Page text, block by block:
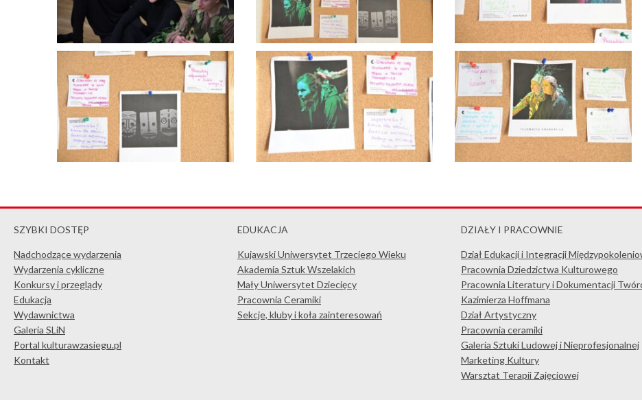
SZYBKI DOSTĘP
Nadchodzące wydarzenia
Wydarzenia cykliczne
Konkursy i przeglądy
Edukacja
Wydawnictwa
Galeria SLiN
Portal kulturawzasiegu.pl
Kontakt
EDUKACJA
Kujawski Uniwersytet Trzeciego Wieku
Akademia Sztuk Wszelakich
Mały Uniwersytet Dziecięcy
Pracownia Ceramiki
Sekcje, kluby i koła zainteresowań
DZIAŁY I PRACOWNIE
Dział Edukacji i Integracji
Pracownia Dziedzictwa Kulturowego
Pracownia Literatury i Dokumentacji
Kazimierza Hoffmana
Dział Artystyczny
Pracownia ceramiki
Galeria Sztuki Ludowej i Nieprofesjonalnej
Marketing Kultury
Warsztat Terapii Zajęciowej